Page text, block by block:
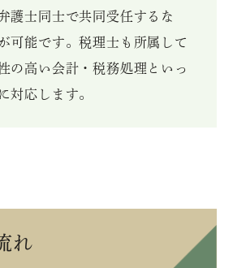
護士同士で共同受任するな
可能です。税理士も所属して
の高い会計・税務処理といっ
対応します。
れ